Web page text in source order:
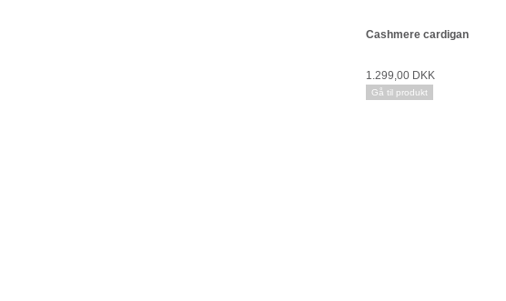
Cashmere cardigan
1.299,00 DKK
Gå til produkt